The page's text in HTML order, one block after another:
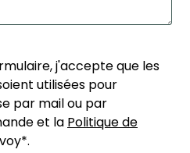
j'accepte que les
utilisées pour
par mail ou par
et la Politique de